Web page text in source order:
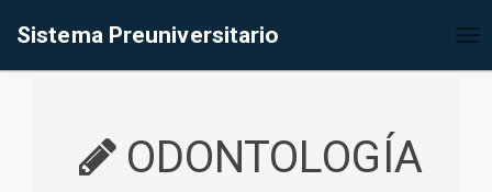
Sistema Preuniversitario
ODONTOLOGÍA